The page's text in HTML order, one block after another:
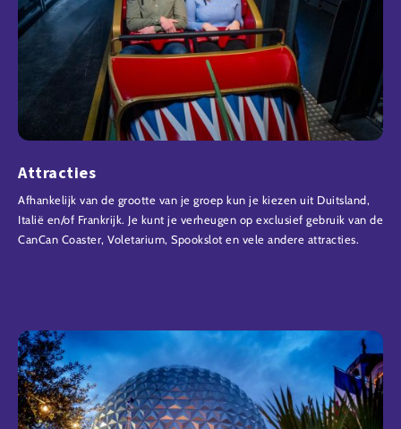
Attracties
Afhankelijk van de grootte van je groep kun je kiezen uit Duitsland,
Italië en/of Frankrijk. Je kunt je verheugen op exclusief gebruik van de
CanCan Coaster, Voletarium, Spookslot en vele andere attracties.